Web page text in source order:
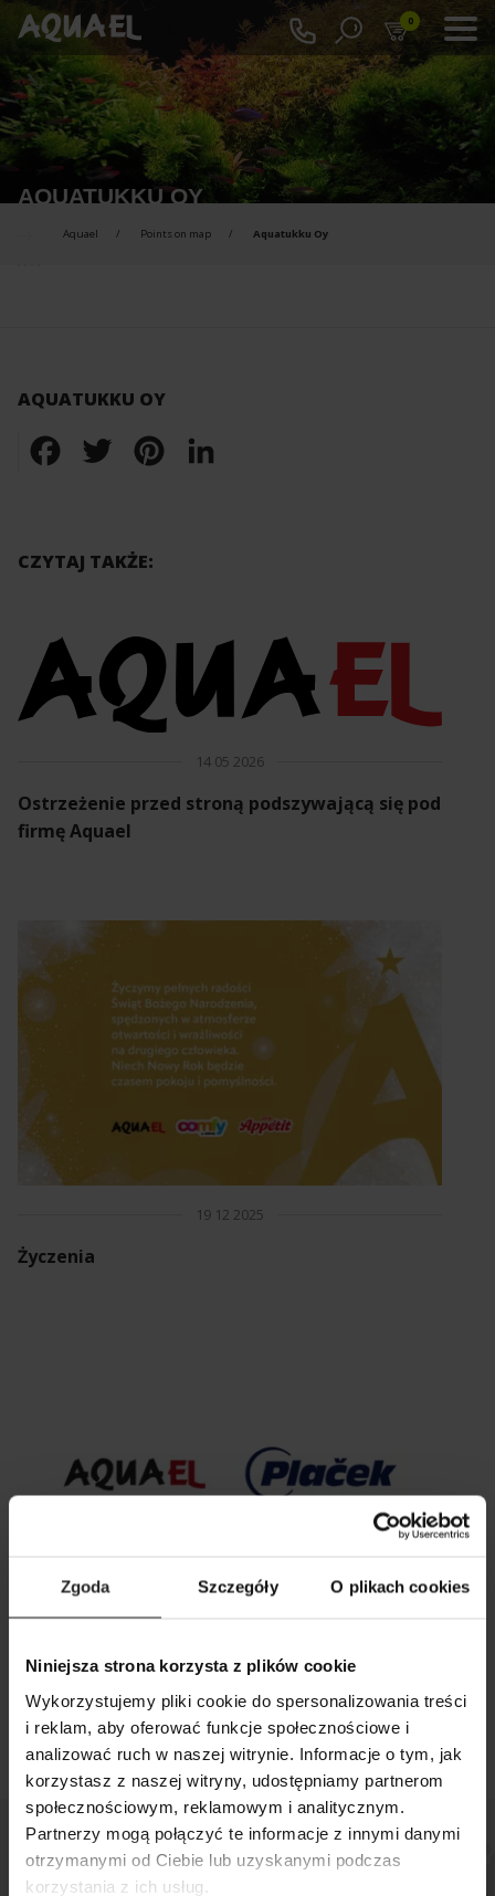
Zgoda Szczegóły O plikach cookies
Niniejsza strona korzysta z plików cookie
Wykorzystujemy pliki cookie do spersonalizowania treści
i reklam, aby oferować funkcje społecznościowe i
analizować ruch w naszej witrynie. Informacje o tym, jak
korzystasz z naszej witryny, udostępniamy partnerom
społecznościowym, reklamowym i analitycznym.
Partnerzy mogą połączyć te informacje z innymi danymi
otrzymanymi od Ciebie lub uzyskanymi podczas
korzystania z ich usług.
0
AQUATUKKU OY
Aquael Points on map Aquatukku Oy
AQUATUKKU OY
FacebookTwitter Pinterest
CZYTAJ TAKŻE:
14 05 2026
Ostrzeżenie przed stroną podszywającą się pod
firmę Aquael
19 12 2025
Życzenia
Aquael i Grupa Plaček zawarły umowę o
strategicznej współpracy
SZUKAJ